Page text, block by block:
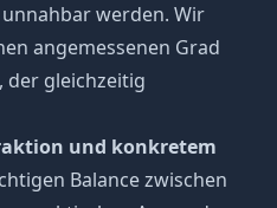
werden. Wir
angemessenen Grad
der gleichzeitig
und konkretem
Balance zwischen